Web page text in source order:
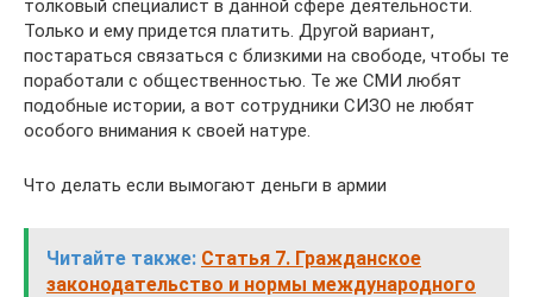
толковый специалист в данной сфере деятельности.
Только и ему придется платить. Другой вариант,
постараться связаться с близкими на свободе, чтобы те
поработали с общественностью. Те же СМИ любят
подобные истории, а вот сотрудники СИЗО не любят
особого внимания к своей натуре.
Что делать если вымогают деньги в армии
Читайте также: Статья 7. Гражданское
законодательство и нормы международного